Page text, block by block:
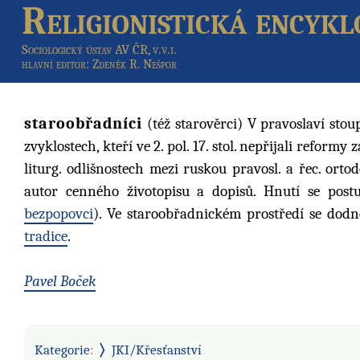
Religionistická
Sociologický ústav AV ČR, v.v.i.
hlavní editor: Zdeněk R. Nešpor
staroobřadníci (též starověrci) V pravoslaví
zvyklostech, kteří ve 2. pol. 17. stol. nepřijali reformy
liturg. odlišnostech mezi ruskou pravosl. a řec.
autor cenného životopisu a dopisů. Hnutí se
bezpopovci). Ve staroobřadnickém prostředí se
tradice.
Pavel Boček
Kategorie: JKI/Křesťanství